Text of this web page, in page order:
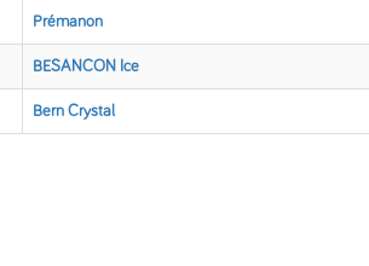
Prémanon
BESANCON Ice
Bern Crystal